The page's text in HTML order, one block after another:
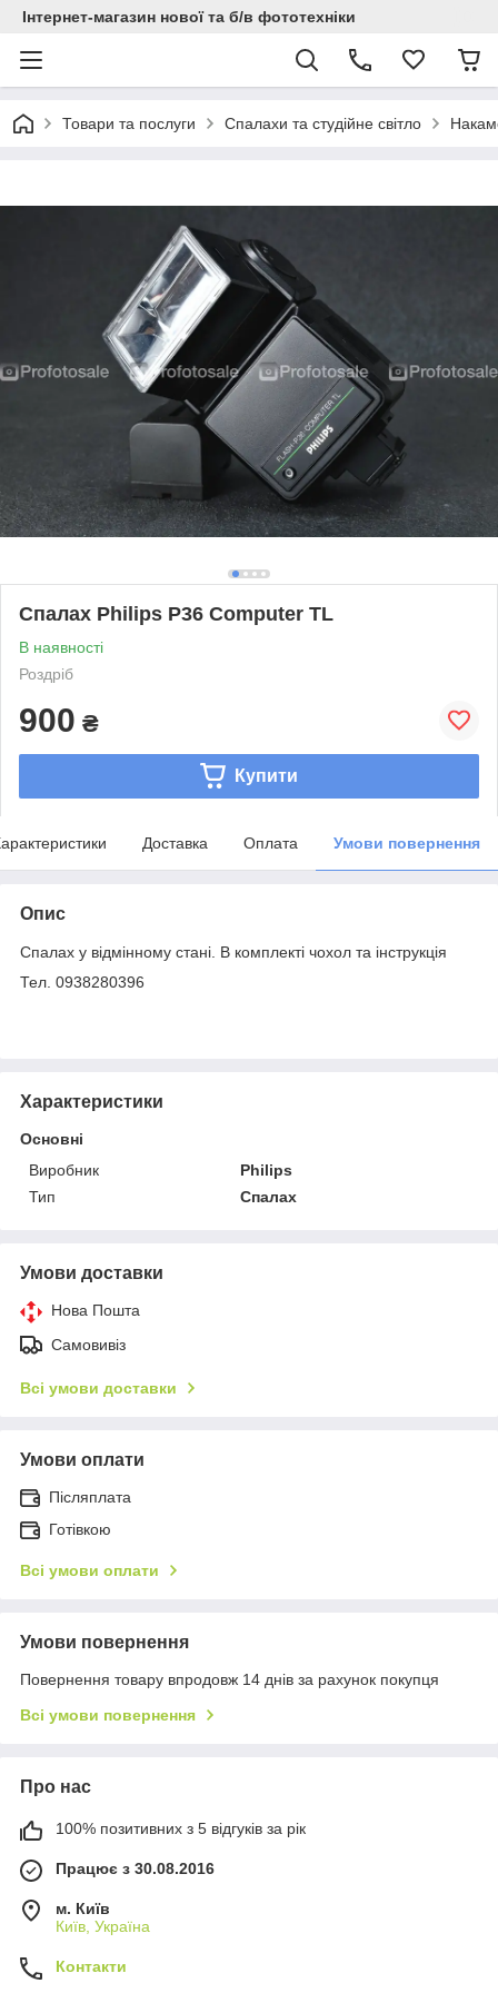
Інтернет-магазин нової та б/в фототехніки
Товари та послуги Спалахи та студійне світло
Спалах Philips P36 Computer TL
В наявності
Роздріб
900 ₴
Купити
Доставка Оплата Умови повернення
Опис
Спалах у відмінному стані. В комплекті чохол та інструкція
Тел. 0938280396
Характеристики
Основні
Виробник
Philips
Тип
Спалах
Умови доставки
Нова Пошта
Самовивіз
Всі умови доставки
Умови оплати
Післяплата
Готівкою
Всі умови оплати
Умови повернення
Повернення товару впродовж 14 днів за рахунок покупця
Всі умови повернення
Про нас
100% позитивних з 5 відгуків за рік
Працює з 30.08.2016
м. Київ
Київ, Україна
Контакти